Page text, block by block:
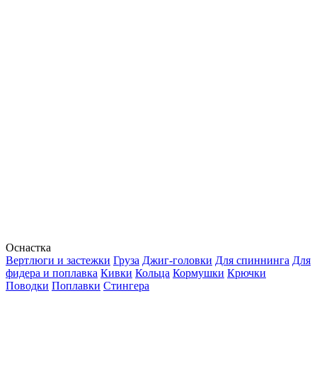
Оснастка
Вертлюги и застежки Груза Джиг-головки Для спиннинга Для
фидера и поплавка Кивки Кольца Кормушки Крючки
Поводки Поплавки Стингера